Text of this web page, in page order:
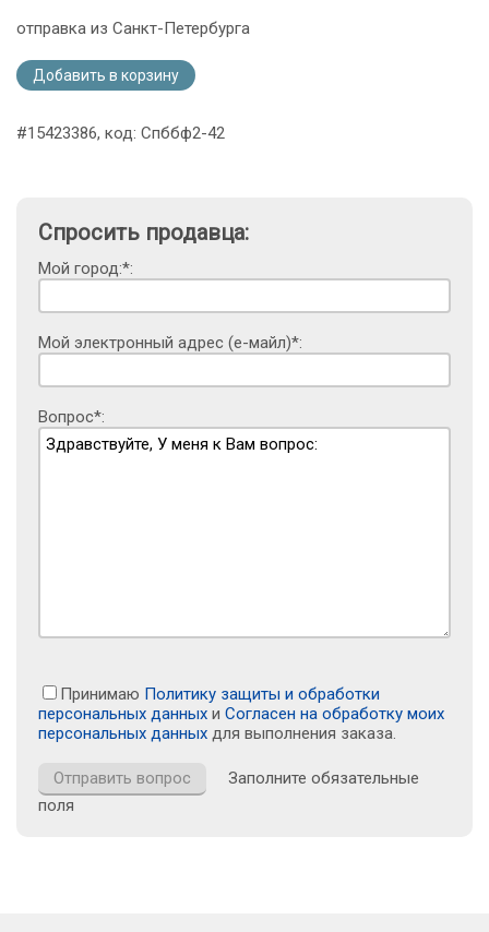
отправка из Санкт-Петербурга
Добавить в корзину
#15423386, код: Спббф2-42
Спросить продавца:
Мой город:*:
Мой электронный адрес (е-майл)*:
Вопрос*:
Принимаю Политику защиты и обработки
персональных данных и Согласен на обработку моих
персональных данных для выполнения заказа.
Заполните обязательные
поля